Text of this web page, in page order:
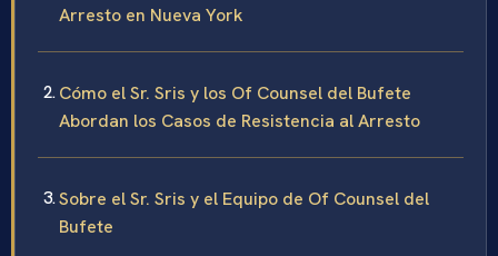
Arresto en Nueva York
Cómo el Sr. Sris y los Of Counsel del Bufete
Abordan los Casos de Resistencia al Arresto
Sobre el Sr. Sris y el Equipo de Of Counsel del
Bufete